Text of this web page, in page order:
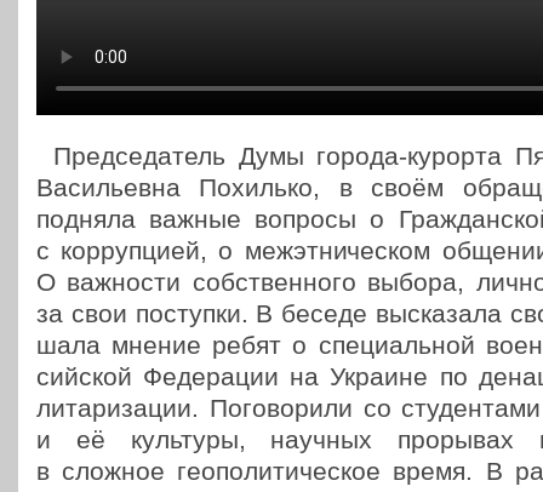
Пред­се­да­тель Думы города-курорта
Васи­льев­на Похиль­ко, в своём
подняла важные вопросы о
с кор­руп­ци­ей, о меж­эт­ни­че­ском
О важ­но­сти соб­ствен­но­го выбора,
за свои поступ­ки. В беседе выска­за­ла
ша­ла мнение ребят о спе­ци­аль­ной
сий­ской Феде­ра­ции на Украине по
ли­та­ри­за­ции. Пого­во­ри­ли со
и её куль­ту­ры, научных про­ры­вах
в сложное гео­по­ли­ти­че­ское время. В